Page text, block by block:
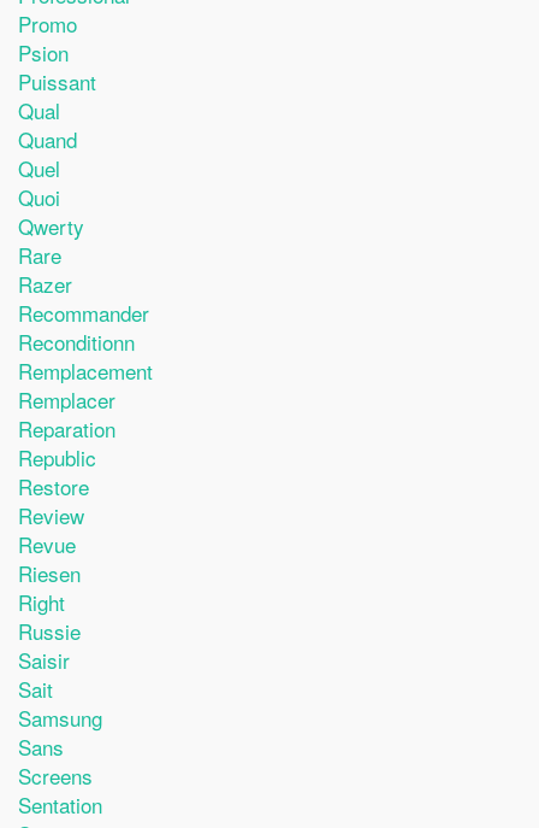
Promo
Psion
Puissant
Qual
Quand
Quel
Quoi
Qwerty
Rare
Razer
Recommander
Reconditionn
Remplacement
Remplacer
Reparation
Republic
Restore
Review
Revue
Riesen
Right
Russie
Saisir
Sait
Samsung
Sans
Screens
Sentation